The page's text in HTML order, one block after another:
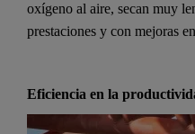
oxígeno al aire, secan muy
prestaciones y con mejoras
Eficiencia en la